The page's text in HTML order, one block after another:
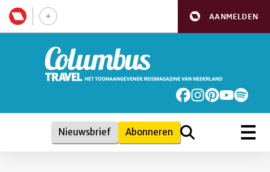
AANMELDEN
Nieuwsbrief Abonneren